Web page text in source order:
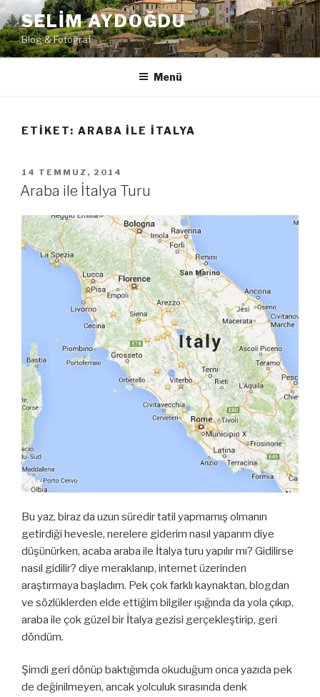
İçeriğe
geç SELIM AYDOĞDU
Blog & Fotoğraf
Menü
ETIKET: ARABA ILE İTALYA
YAYIM
TARIHI
14 TEMMUZ, 2014
Araba ile İtalya Turu
Bu yaz, biraz da uzun süredir tatil yapmamış olmanın
getirdiği hevesle, nerelere giderim nasıl yaparım diye
düşünürken, acaba araba ile İtalya turu yapılır mı? Gidilirse
nasıl gidilir? diye meraklanıp, internet üzerinden
araştırmaya başladım. Pek çok farklı kaynaktan, blogdan
ve sözlüklerden elde ettiğim bilgiler ışığında da yola çıkıp,
araba ile çok güzel bir İtalya gezisi gerçekleştirip, geri
döndüm.
Şimdi geri dönüp baktığımda okuduğum onca yazıda pek
de değinilmeyen, ancak yolculuk sırasında denk